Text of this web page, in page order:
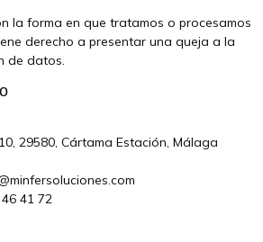
la forma en que tratamos o procesamos
derecho a presentar una queja a la
de datos.
29580, Cártama Estación, Málaga
41 72